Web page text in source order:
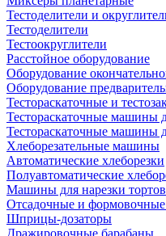
Тестоделители и
Тестоделители
Тестоокруглители
Расстойное оборудование
Оборудование
Оборудование
Тестораскаточные и
Тестораскаточные машины
Тестораскаточные машины
Хлеборезательные машины
Автоматические хлеборезки
Полуавтоматические
Машины для нарезки
Отсадочные и
Шприцы-дозаторы
Дражировочные барабаны